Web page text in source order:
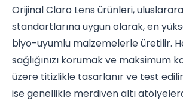
Orijinal Claro Lens ürünleri,
standartlarına uygun olarak, en
biyo-uyumlu malzemelerle üretilir.
sağlığınızı korumak ve maksimum
üzere titizlikle tasarlanır ve test
ise genellikle merdiven altı